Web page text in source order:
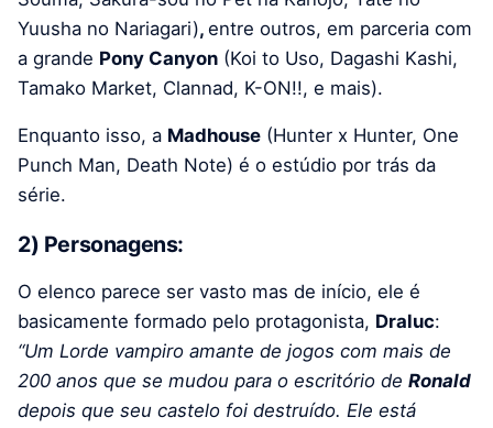
Yuusha no Nariagari), entre outros, em parceria com
a grande Pony Canyon (Koi to Uso, Dagashi Kashi,
Tamako Market, Clannad, K-ON!!, e mais).
Enquanto isso, a Madhouse (Hunter x Hunter, One
Punch Man, Death Note) é o estúdio por trás da
série.
2) Personagens:
O elenco parece ser vasto mas de início, ele é
basicamente formado pelo protagonista, Draluc:
“Um Lorde vampiro amante de jogos com mais de
200 anos que se mudou para o escritório de Ronald
depois que seu castelo foi destruído. Ele está